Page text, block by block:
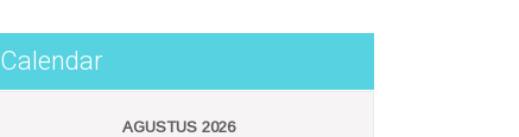
Calendar
AGUSTUS 2026